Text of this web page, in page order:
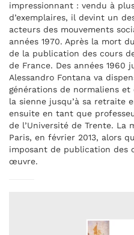
impressionnant : vendu à
d’exemplaires, il devint un
acteurs des mouvements
années 1970. Après la mort
de la publication des cours
de France. Des années 1960
Alessandro Fontana va
générations de normaliens
la sienne jusqu’à sa retraite
ensuite en tant que
de l’Université de Trente. La
Paris, en février 2013, alors
imposant de publication des
œuvre.